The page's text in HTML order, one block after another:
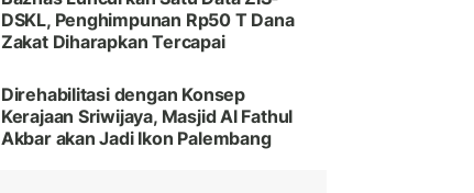
DSKL, Penghimpunan Rp50 T Dana
Zakat Diharapkan Tercapai
Direhabilitasi dengan Konsep
Kerajaan Sriwijaya, Masjid Al Fathul
Akbar akan Jadi Ikon Palembang